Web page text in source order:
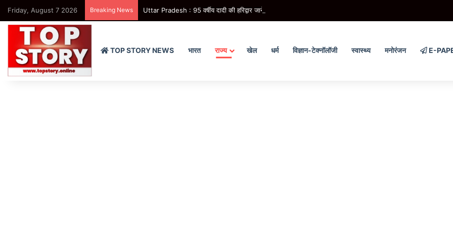
Friday, August 7 2026 Breaking News Uttar Pradesh : 95 वर्षीय दादी की हरिद्वार जाने की इच्छा पूरी करने को 25 पोते बने श्रवण, पालकी में उठाकर लाए कांवड़
TOP STORY NEWS भारत राज्य खेल धर्म विज्ञान-टेक्नॉलॉजी स्वास्थ्य मनोरंजन E-